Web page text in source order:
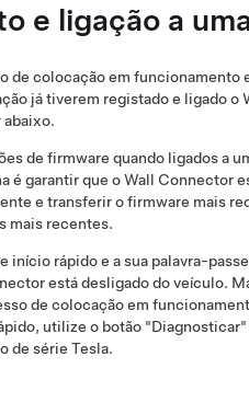
e ligação a
de colocação em funcionamento
já tiverem registado e ligado o
abaixo.
de firmware quando ligados a
é garantir que o Wall Connector
e transferir o firmware mais
mais recentes.
início rápido e a sua palavra-
está desligado do veículo.
de colocação em
utilize o botão "Diagnosticar"
de série Tesla.